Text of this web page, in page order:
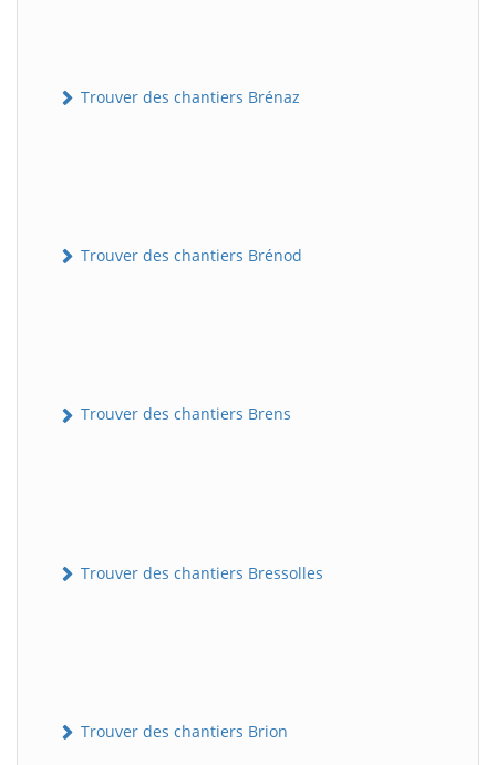
Trouver des chantiers Brénaz
Trouver des chantiers Brénod
Trouver des chantiers Brens
Trouver des chantiers Bressolles
Trouver des chantiers Brion